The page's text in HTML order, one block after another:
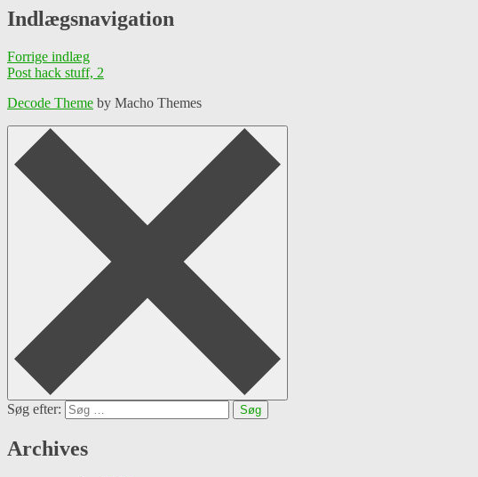
Indlægsnavigation
Forrige indlæg
Post hack stuff, 2
Decode Theme by Macho Themes
Søg efter:
Archives